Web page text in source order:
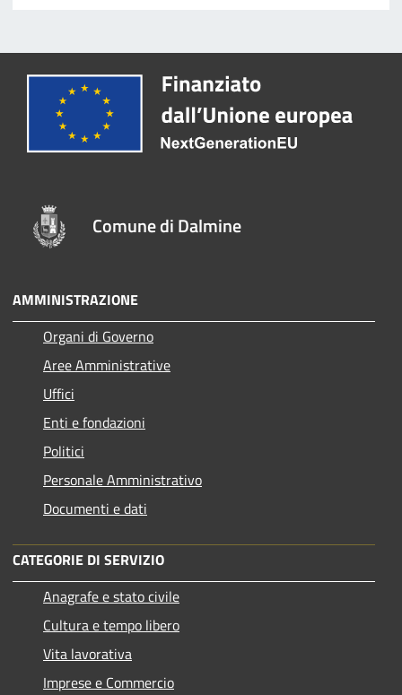
Comune di Dalmine
AMMINISTRAZIONE
Organi di Governo
Aree Amministrative
Uffici
Enti e fondazioni
Politici
Personale Amministrativo
Documenti e dati
CATEGORIE DI SERVIZIO
Anagrafe e stato civile
Cultura e tempo libero
Vita lavorativa
Imprese e Commercio